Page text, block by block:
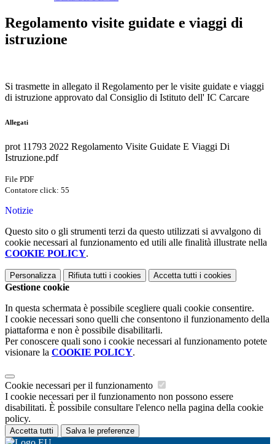
Regolamento visite guidate e viaggi di
istruzione
Si trasmette in allegato il Regolamento per le visite guidate e viaggi
di istruzione approvato dal Consiglio di Istituto dell' IC Carcare
Allegati
prot 11793 2022 Regolamento Visite Guidate E Viaggi Di
Istruzione.pdf
File PDF
Contatore click: 55
Notizie
Questo sito o gli strumenti terzi da questo utilizzati si avvalgono di
cookie necessari al funzionamento ed utili alle finalità illustrate nella
COOKIE POLICY.
Personalizza Rifiuta tutti i cookies Accetta tutti i cookies
Gestione cookie
In questa schermata è possibile scegliere quali cookie consentire.
I cookie necessari sono quelli che consentono il funzionamento della
piattaforma e non è possibile disabilitarli.
Per conoscere quali sono i cookie necessari al funzionamento potete
visionare la COOKIE POLICY.
Cookie necessari per il funzionamento
I cookie necessari per il funzionamento non possono essere
disabilitati. È possibile consultare l'elenco nella pagina della cookie
policy.
Accetta tutti Salva le preferenze